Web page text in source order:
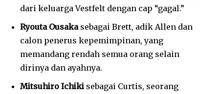
dari keluarga Vestfelt dengan cap “gagal.”
Ryouta Ousakasebagai Brett, adik Allen dan
calon penerus kepemimpinan, yang
memandang rendah semua orang selain
dirinya dan ayahnya.
Mitsuhiro Ichiki sebagai Curtis, seorang